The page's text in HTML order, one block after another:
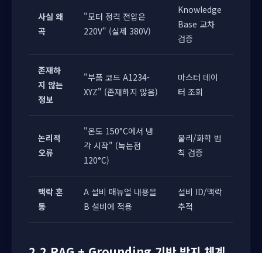
사실 왜
곡
"모터 정격 전압은
220V" (실제 380V)
Knowledge
Base 교차
검증
존재하
지 않는
정보
"부품 코드 A1234-
XYZ" (존재하지 않음)
마스터 데이
터 조회
논리적
오류
"온도 150°C에서 냉
각 시작" (녹는점
120°C)
물리/화학 법
칙 검증
맥락 혼
동
A 설비 매뉴얼 내용을
B 설비에 적용
설비 ID/맥락
추적